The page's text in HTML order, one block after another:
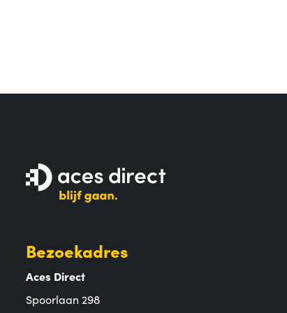
Bezoekadres
Aces Direct
Spoorlaan 298